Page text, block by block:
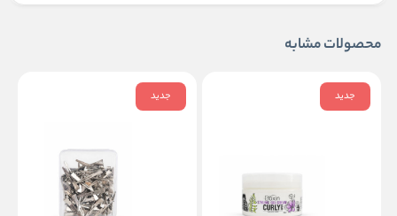
محصولات مشابه
جدید جدید